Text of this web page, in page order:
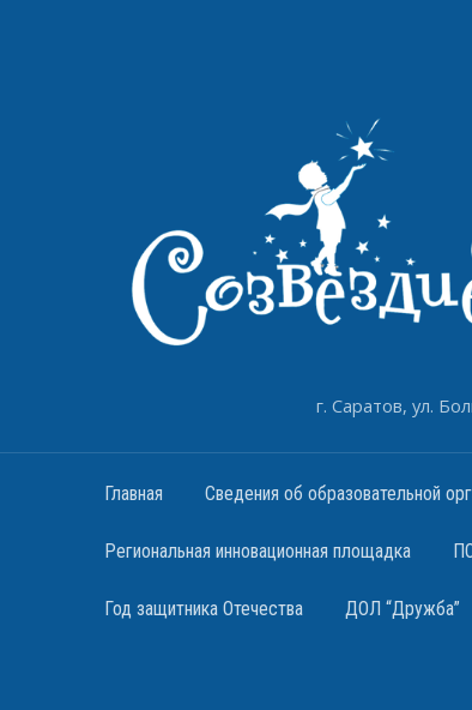
г. Саратов, ул.
Главная Сведения об образовательной
Региональная инновационная площадка
Год защитника Отечества ДОЛ “Дружба”